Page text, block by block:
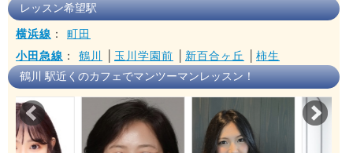
レッスン希望駅
横浜線 ： 町田
小田急線 ： 鶴川 玉川学園前 新百合ヶ丘
柿生
鶴川 駅近くのカフェでマンツーマンレッスン！